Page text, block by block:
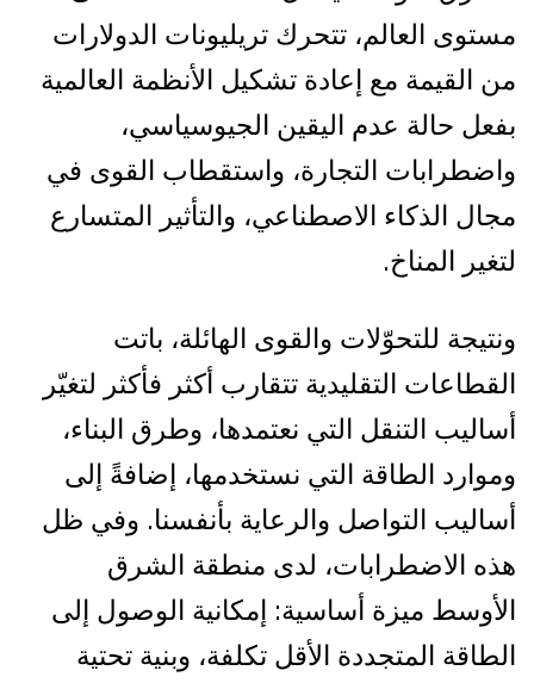
مستوى العالم، تتحرك تريليونات الدولارات
من القيمة مع إعادة تشكيل الأنظمة العالمية
بفعل حالة عدم اليقين الجيوسياسي،
واضطرابات التجارة، واستقطاب القوى في
مجال الذكاء الاصطناعي، والتأثير المتسارع
لتغير المناخ.
ونتيجة للتحوّلات والقوى الهائلة، باتت
القطاعات التقليدية تتقارب أكثر فأكثر لتغيّر
أساليب التنقل التي نعتمدها، وطرق البناء،
وموارد الطاقة التي نستخدمها، إضافةً إلى
أساليب التواصل والرعاية بأنفسنا. وفي ظل
هذه الاضطرابات، لدى منطقة الشرق
الأوسط ميزة أساسية: إمكانية الوصول إلى
الطاقة المتجددة الأقل تكلفة، وبنية تحتية